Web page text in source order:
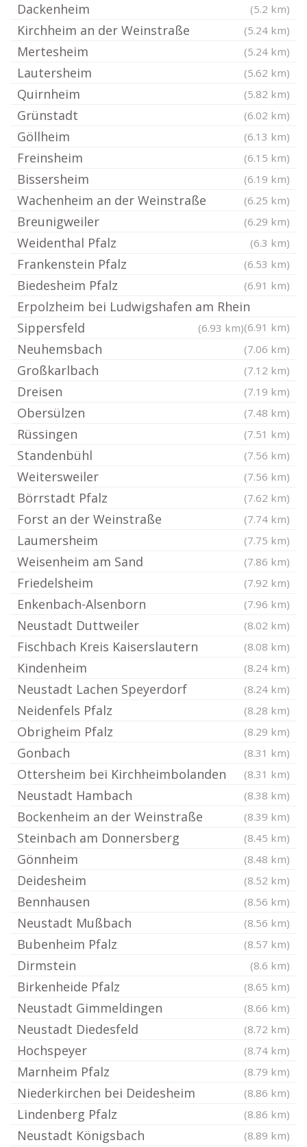
Dackenheim (5.2 km)
Kirchheim an der Weinstraße (5.24 km)
Mertesheim (5.24 km)
Lautersheim (5.62 km)
Quirnheim (5.82 km)
Grünstadt (6.02 km)
Göllheim (6.13 km)
Freinsheim (6.15 km)
Bissersheim (6.19 km)
Wachenheim an der Weinstraße (6.25 km)
Breunigweiler (6.29 km)
Weidenthal Pfalz (6.3 km)
Frankenstein Pfalz (6.53 km)
Biedesheim Pfalz (6.91 km)
Erpolzheim bei Ludwigshafen am Rhein
(6.91 km)
Sippersfeld (6.93 km)
Neuhemsbach (7.06 km)
Großkarlbach (7.12 km)
Dreisen (7.19 km)
Obersülzen (7.48 km)
Rüssingen (7.51 km)
Standenbühl (7.56 km)
Weitersweiler (7.56 km)
Börrstadt Pfalz (7.62 km)
Forst an der Weinstraße (7.74 km)
Laumersheim (7.75 km)
Weisenheim am Sand (7.86 km)
Friedelsheim (7.92 km)
Enkenbach-Alsenborn (7.96 km)
Neustadt Duttweiler (8.02 km)
Fischbach Kreis Kaiserslautern (8.08 km)
Kindenheim (8.24 km)
Neustadt Lachen Speyerdorf (8.24 km)
Neidenfels Pfalz (8.28 km)
Obrigheim Pfalz (8.29 km)
Gonbach (8.31 km)
Ottersheim bei Kirchheimbolanden (8.31 km)
Neustadt Hambach (8.38 km)
Bockenheim an der Weinstraße (8.39 km)
Steinbach am Donnersberg (8.45 km)
Gönnheim (8.48 km)
Deidesheim (8.52 km)
Bennhausen (8.56 km)
Neustadt Mußbach (8.56 km)
Bubenheim Pfalz (8.57 km)
Dirmstein (8.6 km)
Birkenheide Pfalz (8.65 km)
Neustadt Gimmeldingen (8.66 km)
Neustadt Diedesfeld (8.72 km)
Hochspeyer (8.74 km)
Marnheim Pfalz (8.79 km)
Niederkirchen bei Deidesheim (8.86 km)
Lindenberg Pfalz (8.86 km)
Neustadt Königsbach (8.89 km)